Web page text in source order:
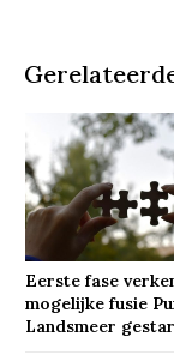
Eerste fase
mogelijke fusie
Landsmeer